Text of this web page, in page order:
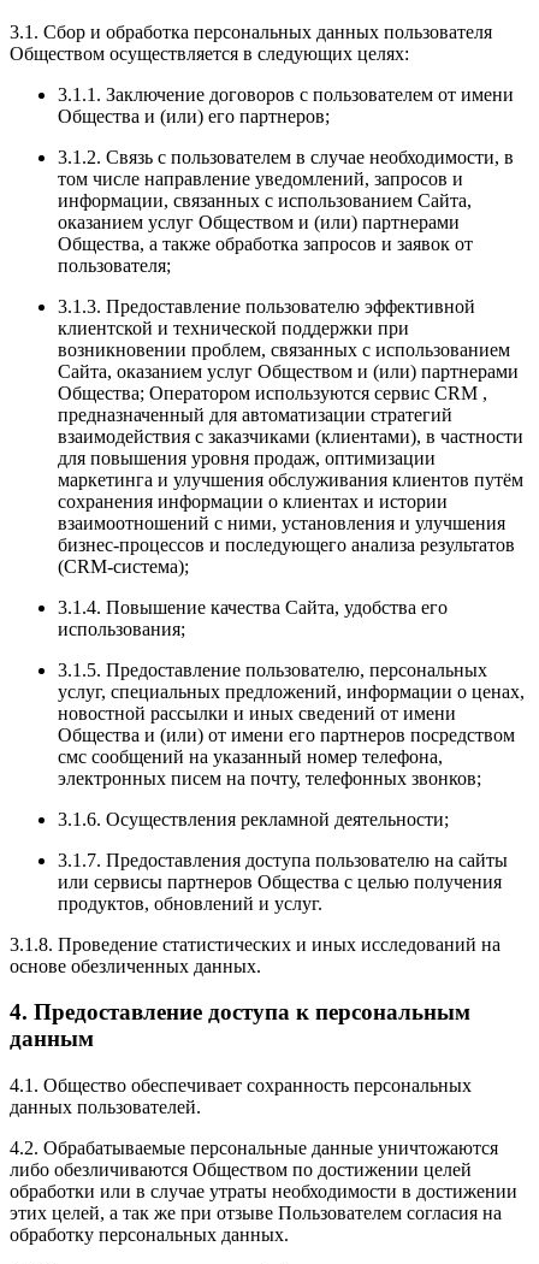
3.1. Сбор и обработка персональных данных пользователя
Обществом осуществляется в следующих целях:
3.1.1. Заключение договоров с пользователем от имени
Общества и (или) его партнеров;
3.1.2. Связь с пользователем в случае необходимости, в
том числе направление уведомлений, запросов и
информации, связанных с использованием Сайта,
оказанием услуг Обществом и (или) партнерами
Общества, а также обработка запросов и заявок от
пользователя;
3.1.3. Предоставление пользователю эффективной
клиентской и технической поддержки при
возникновении проблем, связанных с использованием
Сайта, оказанием услуг Обществом и (или) партнерами
Общества; Оператором используются сервис СRМ ,
предназначенный для автоматизации стратегий
взаимодействия с заказчиками (клиентами), в частности
для повышения уровня продаж, оптимизации
маркетинга и улучшения обслуживания клиентов путём
сохранения информации о клиентах и истории
взаимоотношений с ними, установления и улучшения
бизнес-процессов и последующего анализа результатов
(CRM-система);
3.1.4. Повышение качества Сайта, удобства его
использования;
3.1.5. Предоставление пользователю, персональных
услуг, специальных предложений, информации о ценах,
новостной рассылки и иных сведений от имени
Общества и (или) от имени его партнеров посредством
смс сообщений на указанный номер телефона,
электронных писем на почту, телефонных звонков;
3.1.6. Осуществления рекламной деятельности;
3.1.7. Предоставления доступа пользователю на сайты
или сервисы партнеров Общества с целью получения
продуктов, обновлений и услуг.
3.1.8. Проведение статистических и иных исследований на
основе обезличенных данных.
4. Предоставление доступа к персональным
данным
4.1. Общество обеспечивает сохранность персональных
данных пользователей.
4.2. Обрабатываемые персональные данные уничтожаются
либо обезличиваются Обществом по достижении целей
обработки или в случае утраты необходимости в достижении
этих целей, а так же при отзыве Пользователем согласия на
обработку персональных данных.